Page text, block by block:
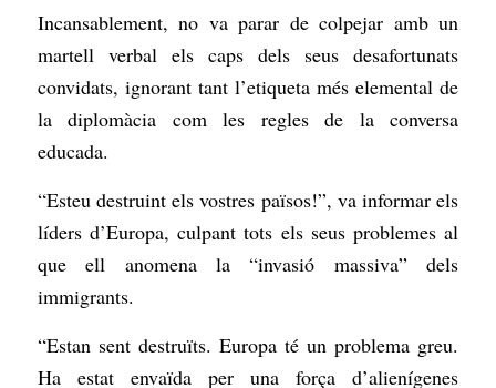
Incansablement, no va parar de colpejar amb un
martell verbal els caps dels seus desafortunats
convidats, ignorant tant l’etiqueta més elemental de
la diplomàcia com les regles de la conversa
educada.
“Esteu destruint els vostres països!”, va informar els
líders d’Europa, culpant tots els seus problemes al
que ell anomena la “invasió massiva” dels
immigrants.
“Estan sent destruïts. Europa té un problema greu.
Ha estat envaïda per una força d’alienígenes